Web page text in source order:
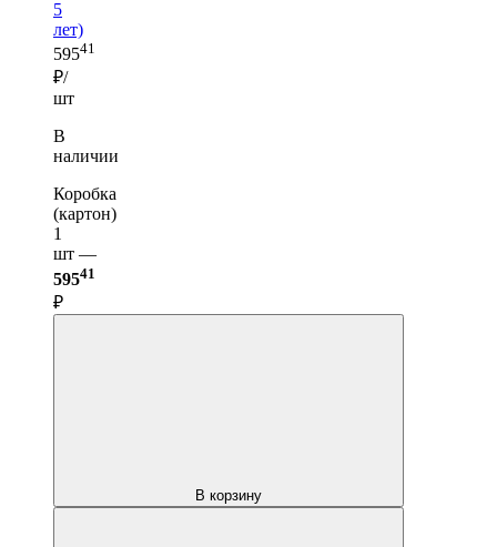
5
лет)
59541
₽/
шт
В
наличии
Коробка
(картон)
1
шт —
59541
₽
В корзину